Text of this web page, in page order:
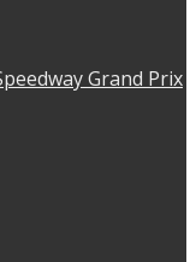
Grand Prix